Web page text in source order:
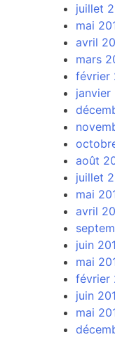
juillet
mai
avril
mars
février
janvier
août
juillet
mai
avril
juin
mai
février
juin
mai